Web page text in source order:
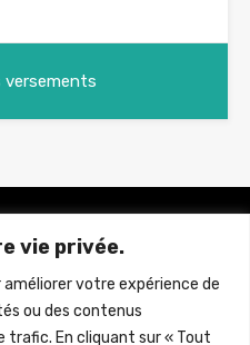
vie privée.
améliorer votre expérience de
ou des contenus
trafic. En cliquant sur « Tout
Neuf